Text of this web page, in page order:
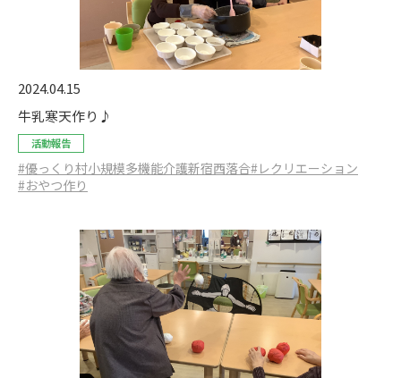
2024.04.15
牛乳寒天作り♪
活動報告
#優っくり村小規模多機能介護新宿西落合#レクリエーション
#おやつ作り